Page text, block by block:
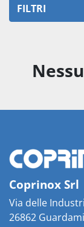
FILTRI
Coprinox Srl
Via delle
26862